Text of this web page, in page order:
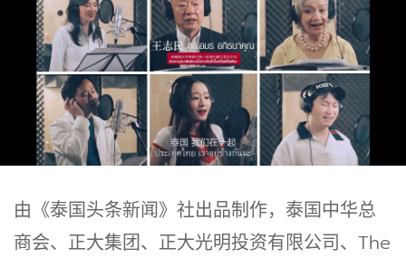
由《泰国头条新闻》社出品制作，泰国中华总
商会、正大集团、正大光明投资有限公司、The